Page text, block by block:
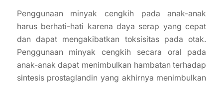
Penggunaan minyak cengkih pada anak-anak
harus berhati-hati karena daya serap yang cepat
dan dapat mengakibatkan toksisitas pada otak.
Penggunaan minyak cengkih secara oral pada
anak-anak dapat menimbulkan hambatan terhadap
sintesis prostaglandin yang akhirnya menimbulkan